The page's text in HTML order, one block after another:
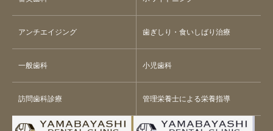
アンチエイジング 歯ぎしり・食いしばり治療
一般歯科 小児歯科
訪問歯科診療 管理栄養士による栄養指導